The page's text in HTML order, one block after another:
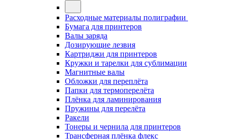
Расходные материалы полиграфии
Бумага для принтеров
Валы заряда
Дозирующие лезвия
Картриджи для принтеров
Кружки и тарелки для сублимации
Магнитные валы
Обложки для переплёта
Папки для термоперелёта
Плёнка для ламинирования
Пружины для перелёта
Ракели
Тонеры и чернила для принтеров
Трансферная плёнка флекс